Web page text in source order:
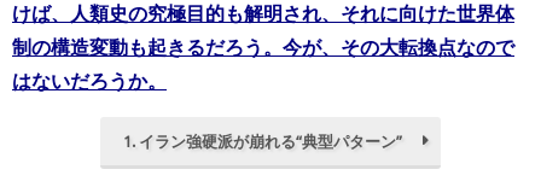
けば、人類史の究極目的も解明され、それに向けた世界体
制の構造変動も起きるだろう。今が、その大転換点なので
はないだろうか。
1. イラン強硬派が崩れる“典型パターン”